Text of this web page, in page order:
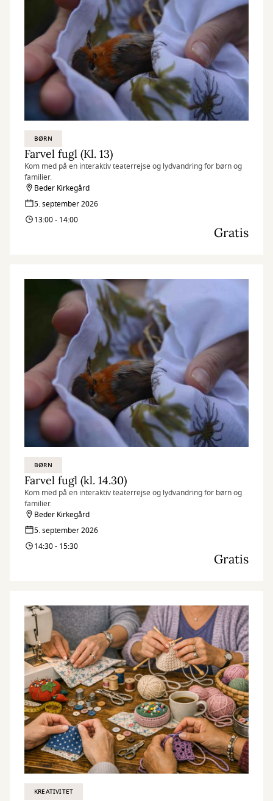
BØRN
Farvel fugl (Kl. 13)
Kom med på en interaktiv teaterrejse og lydvandring for børn og
familier.
Beder Kirkegård
5. september 2026
13:00 - 14:00
Gratis
BØRN
Farvel fugl (kl. 14.30)
Kom med på en interaktiv teaterrejse og lydvandring for børn og
familier.
Beder Kirkegård
5. september 2026
14:30 - 15:30
Gratis
KREATIVITET